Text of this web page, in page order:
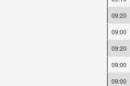
09:20
09:00
09:20
09:00
09:00